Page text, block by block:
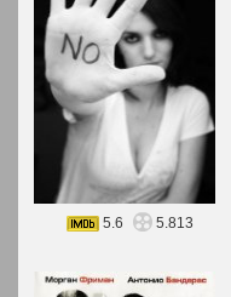
5.6 5.813